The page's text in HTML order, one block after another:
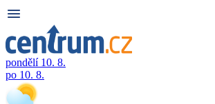
pondělí 10. 8.
po 10. 8.